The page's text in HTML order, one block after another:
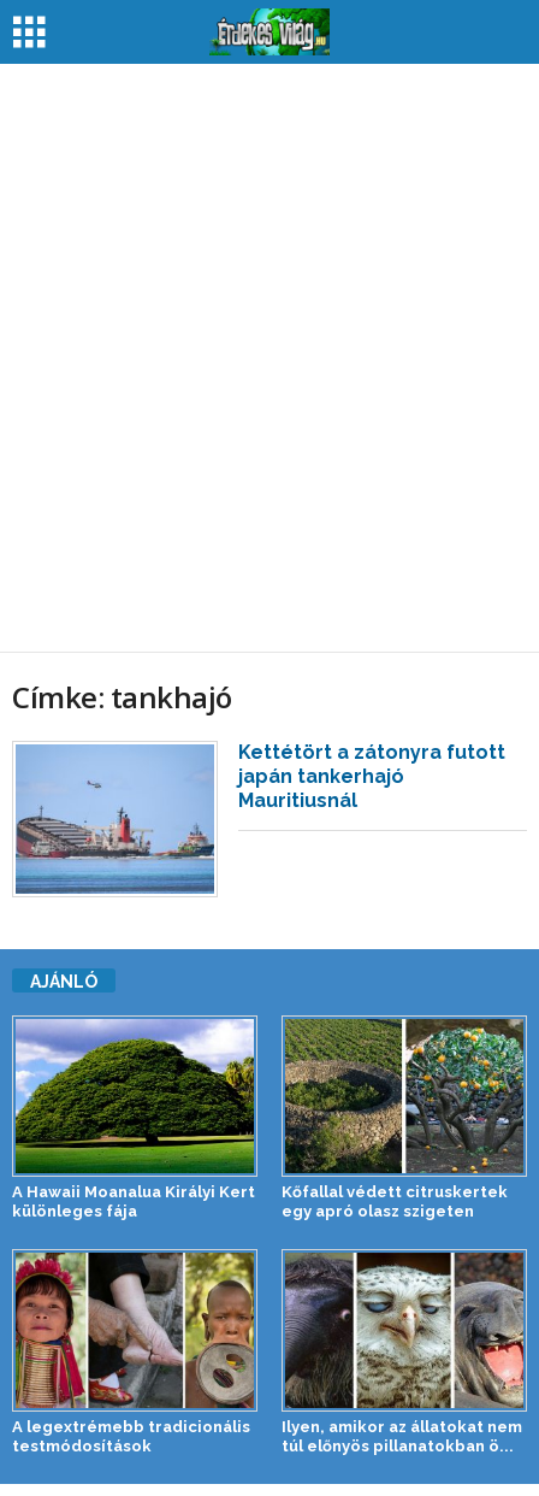
Címke: tankhajó
Kettétört a zátonyra futott
japán tankerhajó
Mauritiusnál
AJÁNLÓ
A Hawaii Moanalua Királyi Kert
különleges fája
Kőfallal védett citruskertek
egy apró olasz szigeten
A legextrémebb tradicionális
testmódosítások
Ilyen, amikor az állatokat nem
túl előnyös pillanatokban ö...